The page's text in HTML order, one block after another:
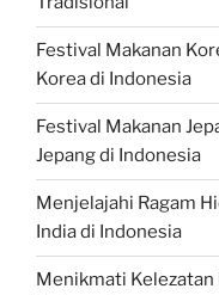
Festival Makanan
Korea di Indonesia
Festival Makanan
Jepang di Indonesia
Menjelajahi Ragam
India di Indonesia
Menikmati Kelezatan